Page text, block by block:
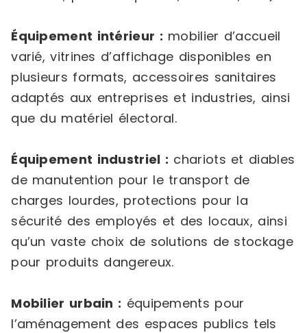
Équipement intérieur : mobilier d’accueil
varié, vitrines d’affichage disponibles en
plusieurs formats, accessoires sanitaires
adaptés aux entreprises et industries, ainsi
que du matériel électoral.
Équipement industriel : chariots et diables
de manutention pour le transport de
charges lourdes, protections pour la
sécurité des employés et des locaux, ainsi
qu’un vaste choix de solutions de stockage
pour produits dangereux.
Mobilier urbain : équipements pour
l’aménagement des espaces publics tels